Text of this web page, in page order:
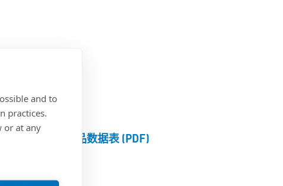
and to
practices.
or at any
产品数据表 (PDF)